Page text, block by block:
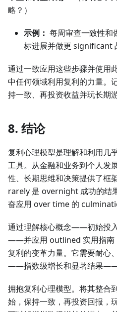
略？）
示例： 每周审查一致性和
标进展并做更 significant
通过一致应用这些步骤并使用
中任何领域利用复利的力量。
持一致、再投资收益并玩长期游
8. 结论
复利心理模型是理解和利用几
工具。从金融和业务到个人发
性、长期思维和决策提供了框
rarely 是 overnight 成功的结
奋应用 over time 的
通过理解核心概念——初始投
——并应用 outlined 实用指南
复利的变革力量。它需要耐心
——指数级增长和显著结果——
拥抱复利心理模型。将其整合
始，保持一致，再投资回报，